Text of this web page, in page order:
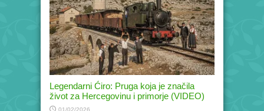
Legendarni Ćiro: Pruga koja je značila
život za Hercegovinu i primorje (VIDEO)
01/02/2026